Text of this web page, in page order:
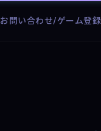
お問い合わせ/ゲーム登